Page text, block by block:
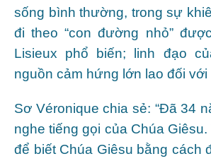
sống bình thường, trong sự
đi theo “con đường nhỏ”
Lisieux phổ biến; linh đạo
nguồn cảm hứng lớn lao đối
Sơ Véronique chia sẻ: “Đã 34
nghe tiếng gọi của Chúa
để biết Chúa Giêsu bằng cách